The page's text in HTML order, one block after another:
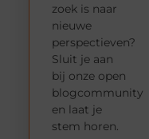
zoek is naar
nieuwe
perspectieven?
Sluit je aan
bij onze open
blogcommunity
en laat je
stem horen.